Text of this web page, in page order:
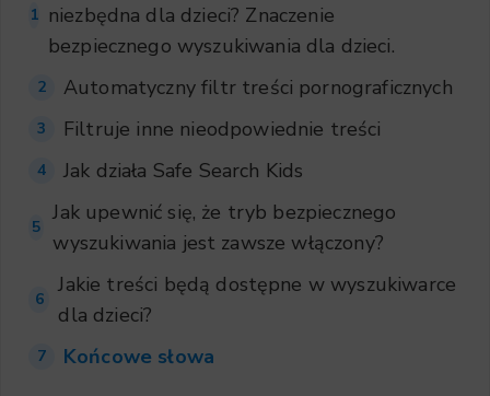
1 niezbędna dla dzieci? Znaczenie
bezpiecznego wyszukiwania dla dzieci.
2 Automatyczny filtr treści pornograficznych
3 Filtruje inne nieodpowiednie treści
4 Jak działa Safe Search Kids
5
Jak upewnić się, że tryb bezpiecznego
wyszukiwania jest zawsze włączony?
6
Jakie treści będą dostępne w wyszukiwarce
dla dzieci?
7 Końcowe słowa